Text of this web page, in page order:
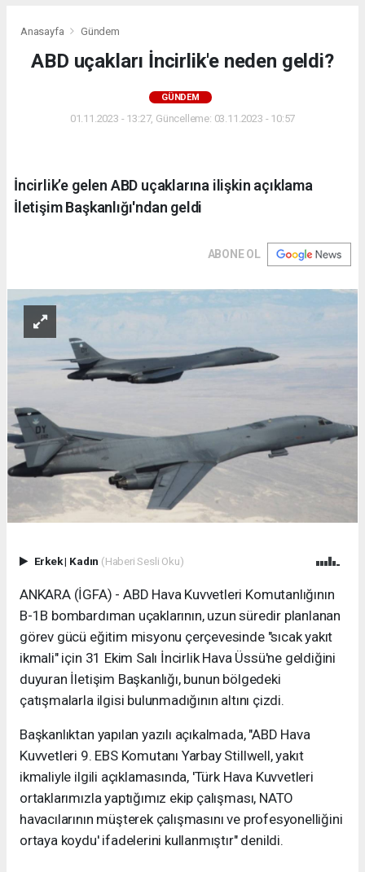
Anasayfa Gündem
ABD uçakları İncirlik'e neden geldi?
GÜNDEM
01.11.2023 - 13:27, Güncelleme: 03.11.2023 - 10:57
İncirlik’e gelen ABD uçaklarına ilişkin açıklama
İletişim Başkanlığı'ndan geldi
ABONE OL
Erkek| Kadın (Haberi Sesli Oku)
ANKARA (İGFA) - ABD Hava Kuvvetleri Komutanlığının
B-1B bombardıman uçaklarının, uzun süredir planlanan
görev gücü eğitim misyonu çerçevesinde "sıcak yakıt
ikmali" için 31 Ekim Salı İncirlik Hava Üssü'ne geldiğini
duyuran İletişim Başkanlığı, bunun bölgedeki
çatışmalarla ilgisi bulunmadığının altını çizdi.
Başkanlıktan yapılan yazılı açıkalmada, "ABD Hava
Kuvvetleri 9. EBS Komutanı Yarbay Stillwell, yakıt
ikmaliyle ilgili açıklamasında, 'Türk Hava Kuvvetleri
ortaklarımızla yaptığımız ekip çalışması, NATO
havacılarının müşterek çalışmasını ve profesyonelliğini
ortaya koydu' ifadelerini kullanmıştır" denildi.